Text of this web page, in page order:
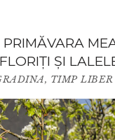
ȘI
, TIMP LIBER